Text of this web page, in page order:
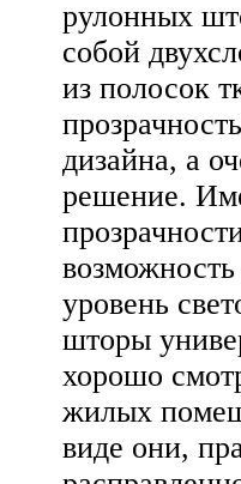
рулонных
собой
из полосок
дизайна, а
решение.
возможность
уровень
шторы
хорошо
жилых
виде они,